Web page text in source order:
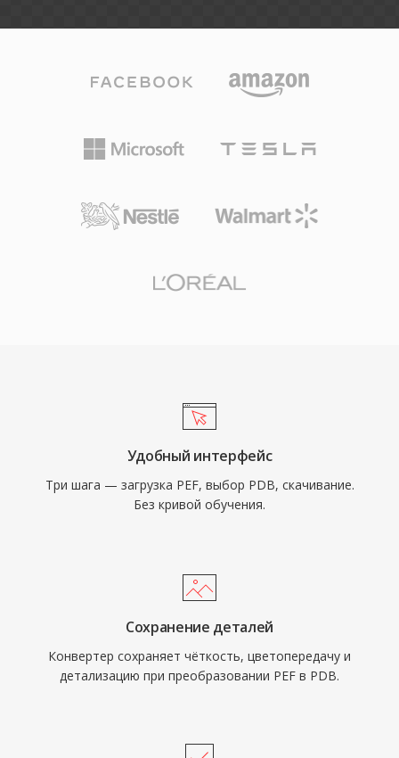
Удобный интерфейс
Три шага — загрузка PEF, выбор PDB, скачивание.
Без кривой обучения.
Сохранение деталей
Конвертер сохраняет чёткость, цветопередачу и
детализацию при преобразовании PEF в PDB.